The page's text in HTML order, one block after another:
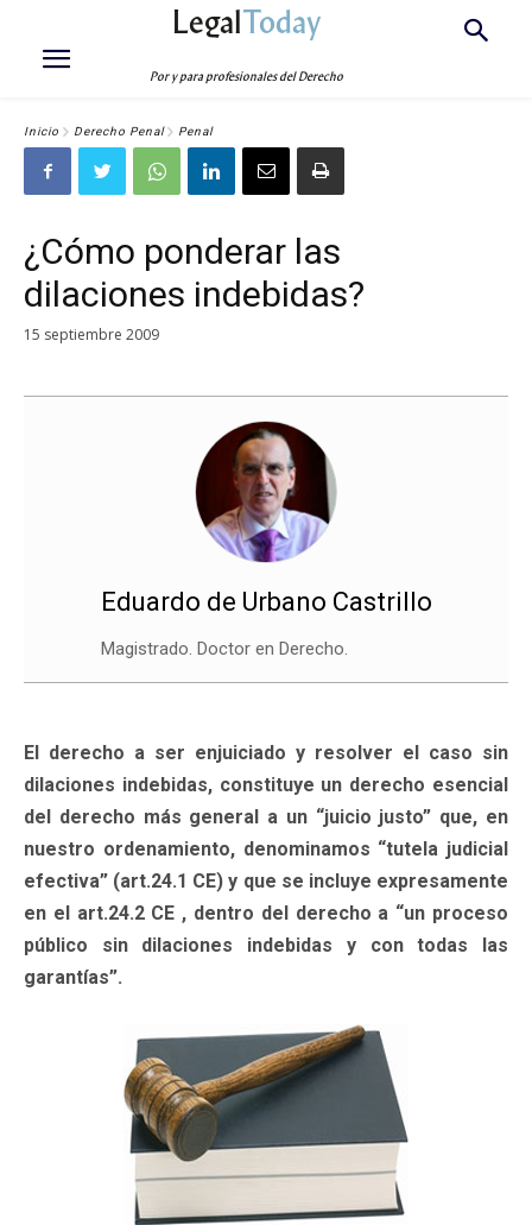
LegalToday
Por y para profesionales del Derecho
Inicio Derecho Penal Penal
¿Cómo ponderar las
dilaciones indebidas?
15 septiembre 2009
Eduardo de Urbano Castrillo
Magistrado. Doctor en Derecho.
El derecho a ser enjuiciado y resolver el caso sin
dilaciones indebidas, constituye un derecho esencial
del derecho más general a un “juicio justo” que, en
nuestro ordenamiento, denominamos “tutela judicial
efectiva” (art.24.1 CE) y que se incluye expresamente
en el art.24.2 CE , dentro del derecho a “un proceso
público sin dilaciones indebidas y con todas las
garantías”.